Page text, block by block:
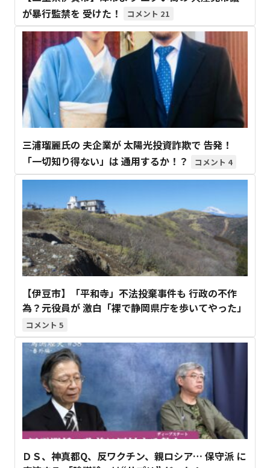
が暴行監禁を 受けた！
21
三浦瑠麗氏の 夫企業が 太陽光投資詐欺で 告発！
「一切知り得ない」は 通用するか！？
4
【伊豆市】「平和寺」不法投棄事件も 行政の不作
為？元役員が 激白「裸で静岡県庁を歩いてやった」
5
ＤＳ、神真都Q、反ワクチン、親ロシア… 保守派 に